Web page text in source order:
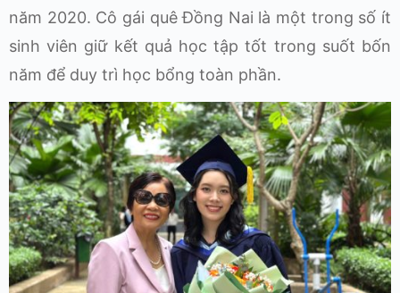
năm 2020. Cô gái quê Đồng Nai là một trong số ít
sinh viên giữ kết quả học tập tốt trong suốt bốn
năm để duy trì học bổng toàn phần.